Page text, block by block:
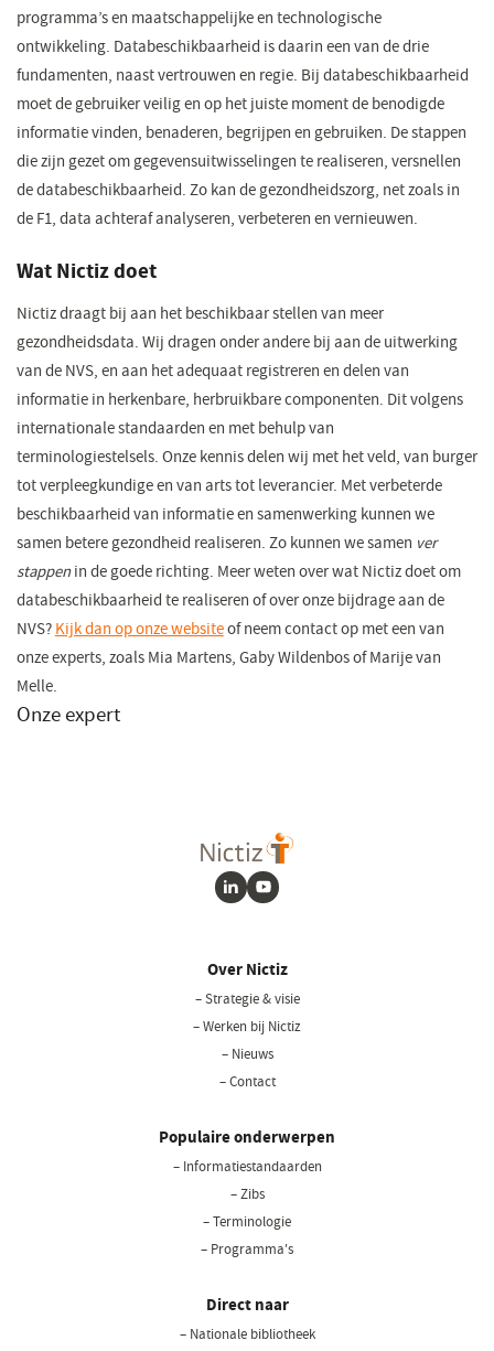
programma’s en maatschappelijke en technologische
ontwikkeling. Databeschikbaarheid is daarin een van de drie
fundamenten, naast vertrouwen en regie. Bij databeschikbaarheid
moet de gebruiker veilig en op het juiste moment de benodigde
informatie vinden, benaderen, begrijpen en gebruiken. De stappen
die zijn gezet om gegevensuitwisselingen te realiseren, versnellen
de databeschikbaarheid. Zo kan de gezondheidszorg, net zoals in
de F1, data achteraf analyseren, verbeteren en vernieuwen.
Wat Nictiz doet
Nictiz draagt bij aan het beschikbaar stellen van meer
gezondheidsdata. Wij dragen onder andere bij aan de uitwerking
van de NVS, en aan het adequaat registreren en delen van
informatie in herkenbare, herbruikbare componenten. Dit volgens
internationale standaarden en met behulp van
terminologiestelsels. Onze kennis delen wij met het veld, van burger
tot verpleegkundige en van arts tot leverancier. Met verbeterde
beschikbaarheid van informatie en samenwerking kunnen we
samen betere gezondheid realiseren. Zo kunnen we samen ver
stappenin de goede richting. Meer weten over wat Nictiz doet om
databeschikbaarheid te realiseren of over onze bijdrage aan de
NVS? Kijk dan op onze websiteof neem contact op met een van
onze experts, zoals Mia Martens, Gaby Wildenbos of Marije van
Melle.
Onze expert
LinkedInYoutube
Over Nictiz
– Strategie & visie
– Werken bij Nictiz
– Nieuws
– Contact
Populaire onderwerpen
– Informatiestandaarden
– Zibs
– Terminologie
– Programma's
Direct naar
– Nationale bibliotheek(opent